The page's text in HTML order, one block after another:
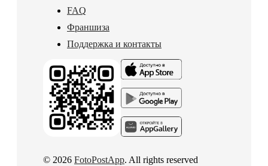
FAQ
Франшиза
Поддержка и контакты
© 2026 FotoPostApp. All rights reserved